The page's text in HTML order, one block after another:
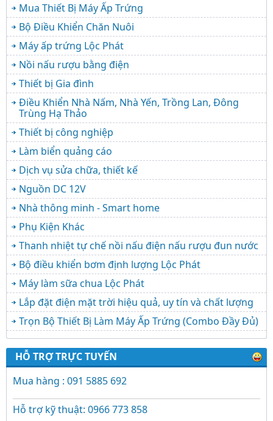
Mua Thiết Bị Máy Ấp Trứng
Bộ Điều Khiển Chăn Nuôi
Máy ấp trứng Lộc Phát
Nồi nấu rượu bằng điện
Thiết bị Gia đình
Điều Khiển Nhà Nấm, Nhà Yến, Trồng Lan, Đông
Trùng Hạ Thảo
Thiết bị công nghiệp
Làm biển quảng cáo
Dịch vụ sửa chữa, thiết kế
Nguồn DC 12V
Nhà thông minh - Smart home
Phụ Kiện Khác
Thanh nhiệt tự chế nồi nấu điện nấu rượu đun nước
Bộ điều khiển bơm định lượng Lộc Phát
Máy làm sữa chua Lộc Phát
Lắp đặt điện mặt trời hiệu quả, uy tín và chất lượng
Trọn Bộ Thiết Bị Làm Máy Ấp Trứng (Combo Đầy Đủ)
HỖ TRỢ TRỰC TUYẾN
Mua hàng : 091 5885 692
Hỗ trợ kỹ thuật: 0966 773 858